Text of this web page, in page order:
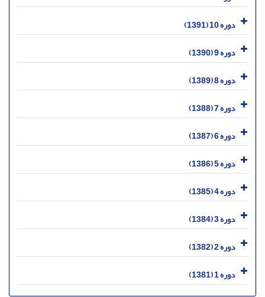
دوره 10 (1391)
دوره 9 (1390)
دوره 8 (1389)
دوره 7 (1388)
دوره 6 (1387)
دوره 5 (1386)
دوره 4 (1385)
دوره 3 (1384)
دوره 2 (1382)
دوره 1 (1381)